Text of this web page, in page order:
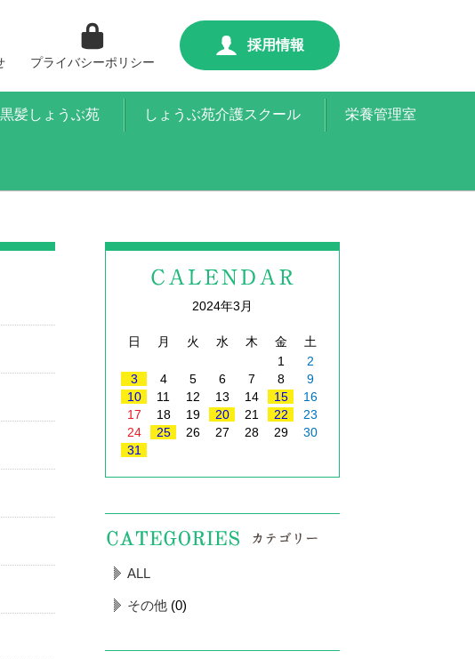
採用情報
プライバシーポリシー
黒髪しょうぶ苑 しょうぶ苑介護スクール 栄養管理室
2024年3月
日 月 火 水 木 金
土
1
2
3
4 5 6 7 8
9
10
11 12 13 14 15
16
17
18 19 20 21 22
23
24
25 26 27 28 29
30
31
ALL
その他 (0)